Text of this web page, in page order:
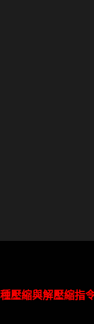
壓縮與解壓縮指